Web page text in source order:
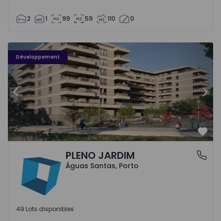
2 1 99 59 110 0
Développement
PLENO JARDIM - 3
Précédent
Águas Santas, PortoPLENO JARDIM
Águas Santas, Porto
49 Lots disponibles